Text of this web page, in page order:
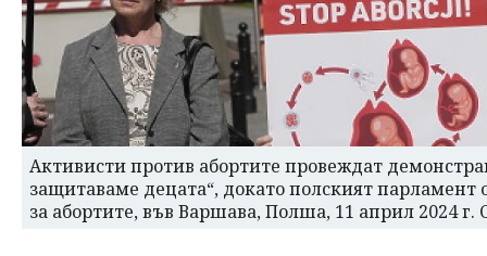
Активисти против абортите провеждат
защитаваме децата“, докато полският
за абортите, във Варшава, Полша, 11 април 2024